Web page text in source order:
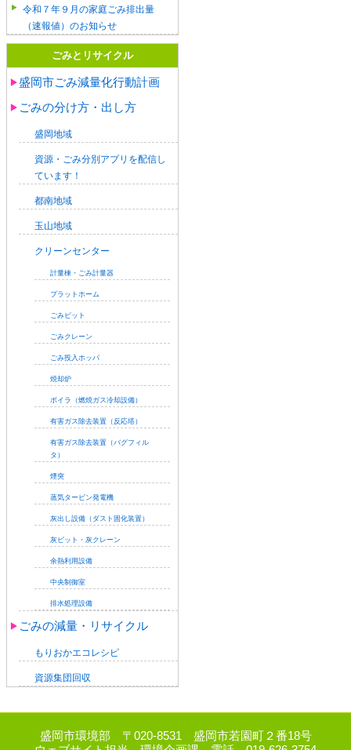
令和７年９月の家庭ごみ排出量
（速報値）のお知らせ
ごみとリサイクル
盛岡市ごみ減量化行動計画
ごみの分け方・出し方
盛岡地域
資源・ごみ分別アプリを配信し
ています！
都南地域
玉山地域
クリーンセンター
計量棟・ごみ計量器
プラットホーム
ごみピット
ごみクレーン
ごみ投入ホッパ
焼却炉
ボイラ（燃焼ガス冷却設備）
有害ガス除去装置（反応塔）
有害ガス除去装置（バグフィル
タ）
煙突
蒸気タービン発電機
灰出し設備（ダスト固化装置）
灰ピット・灰クレーン
余熱利用設備
中央制御室
排水処理設備
ごみの減量・リサイクル
もりおかエコレシピ
資源集団回収
盛岡市環境部 〒020-8531 盛岡市若園町２番18号